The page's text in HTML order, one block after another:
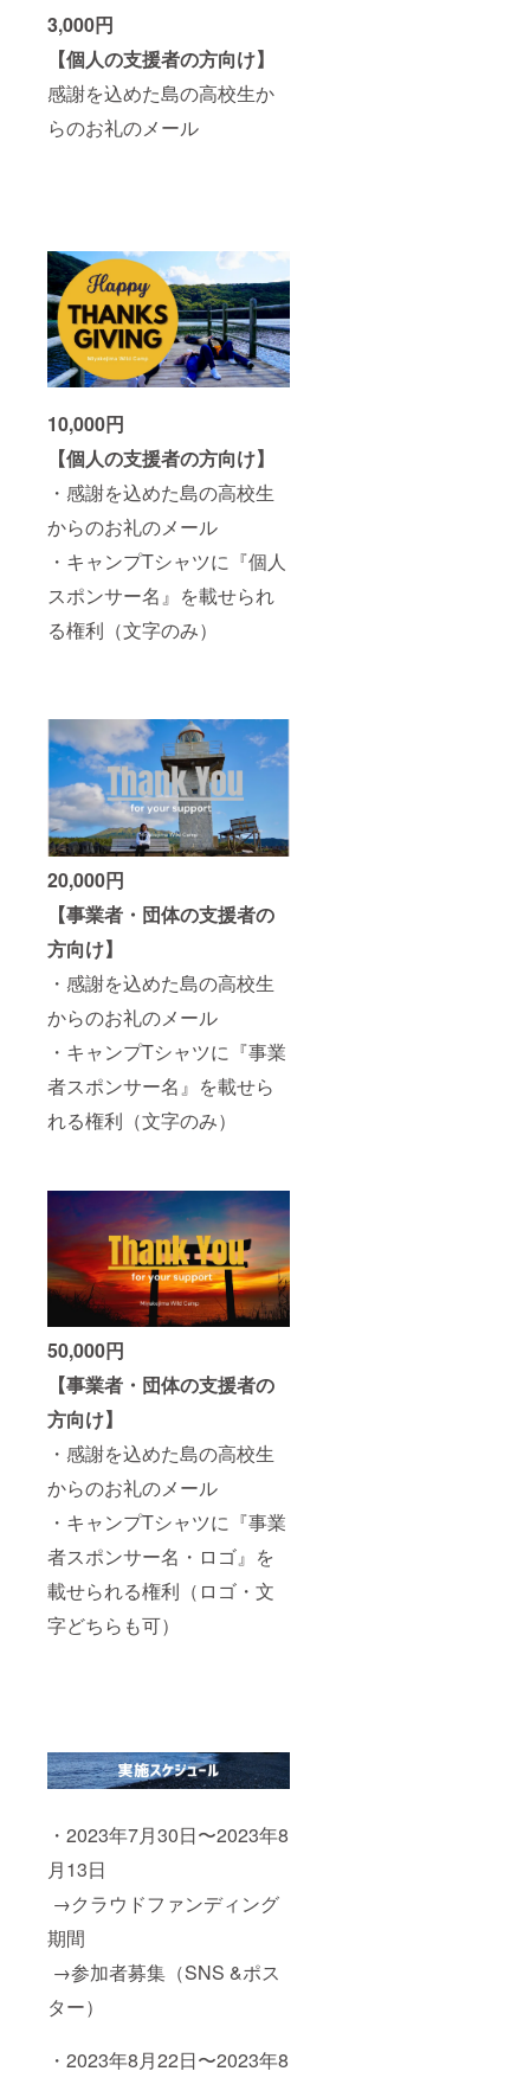
3,000円
【個人の支援者の方向け】
感謝を込めた島の高校生か
らのお礼のメール
10,000円
【個人の支援者の方向け】
・感謝を込めた島の高校生
からのお礼のメール
・キャンプTシャツに『個人
スポンサー名』を載せられ
る権利（文字のみ）
20,000円
【事業者・団体の支援者の
方向け】
・感謝を込めた島の高校生
からのお礼のメール
・キャンプTシャツに『事業
者スポンサー名』を載せら
れる権利（文字のみ）
50,000円
【事業者・団体の支援者の
方向け】
・感謝を込めた島の高校生
からのお礼のメール
・キャンプTシャツに『事業
者スポンサー名・ロゴ』を
載せられる権利（ロゴ・文
字どちらも可）
・2023年7月30日〜2023年8
月13日
→クラウドファンディング
期間
→参加者募集（SNS &ポス
ター）
・2023年8月22日〜2023年8